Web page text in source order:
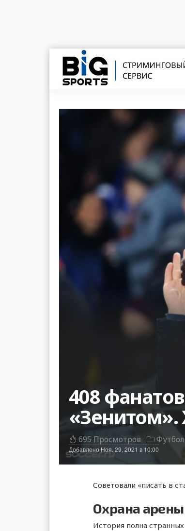
408
«Зенитом».
695 Просмотров Футбол
Добавлено Ноя. 29, 2021 в 10:00
Советовали «писать в
Охрана
История полна